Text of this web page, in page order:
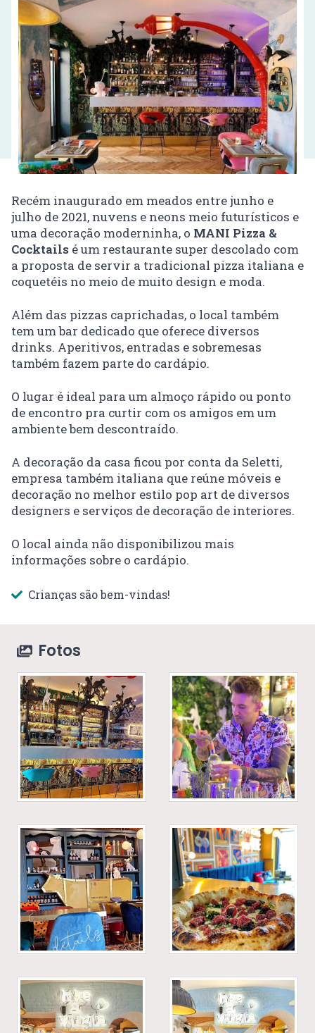
Recém inaugurado em meados entre junho e
julho de 2021, nuvens e neons meio futurísticos e
uma decoração moderninha, o MANI Pizza &
Cocktails é um restaurante super descolado com
a proposta de servir a tradicional pizza italiana e
coquetéis no meio de muito design e moda.
Além das pizzas caprichadas, o local também
tem um bar dedicado que oferece diversos
drinks. Aperitivos, entradas e sobremesas
também fazem parte do cardápio.
O lugar é ideal para um almoço rápido ou ponto
de encontro pra curtir com os amigos em um
ambiente bem descontraído.
A decoração da casa ficou por conta da Seletti,
empresa também italiana que reúne móveis e
decoração no melhor estilo pop art de diversos
designers e serviços de decoração de interiores.
O local ainda não disponibilizou mais
informações sobre o cardápio.
Crianças são bem-vindas!
Fotos